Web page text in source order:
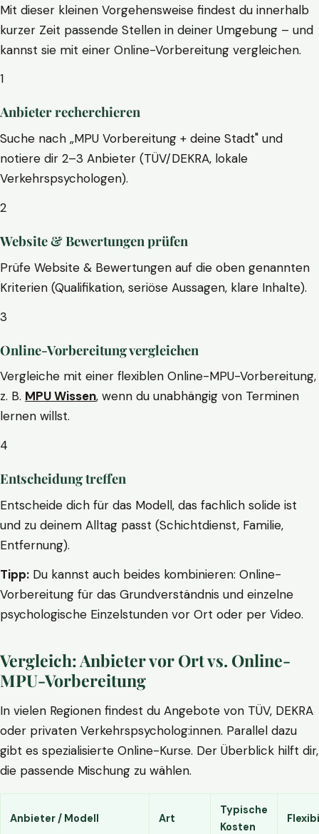
Mit dieser kleinen Vorgehensweise findest du innerhalb
kurzer Zeit passende Stellen in deiner Umgebung – und
kannst sie mit einer Online-Vorbereitung vergleichen.
1
Anbieter recherchieren
Suche nach „MPU Vorbereitung + deine Stadt" und
notiere dir 2–3 Anbieter (TÜV/DEKRA, lokale
Verkehrspsychologen).
2
Website & Bewertungen prüfen
Prüfe Website & Bewertungen auf die oben genannten
Kriterien (Qualifikation, seriöse Aussagen, klare Inhalte).
3
Online-Vorbereitung vergleichen
Vergleiche mit einer flexiblen Online-MPU-Vorbereitung,
z. B. MPU Wissen, wenn du unabhängig von Terminen
lernen willst.
4
Entscheidung treffen
Entscheide dich für das Modell, das fachlich solide ist
und zu deinem Alltag passt (Schichtdienst, Familie,
Entfernung).
Tipp: Du kannst auch beides kombinieren: Online-
Vorbereitung für das Grundverständnis und einzelne
psychologische Einzelstunden vor Ort oder per Video.
Vergleich: Anbieter vor Ort vs. Online-
MPU-Vorbereitung
In vielen Regionen findest du Angebote von TÜV, DEKRA
oder privaten Verkehrspsycholog:innen. Parallel dazu
gibt es spezialisierte Online-Kurse. Der Überblick hilft dir,
die passende Mischung zu wählen.
Anbieter / Modell Art
Typische
Kosten